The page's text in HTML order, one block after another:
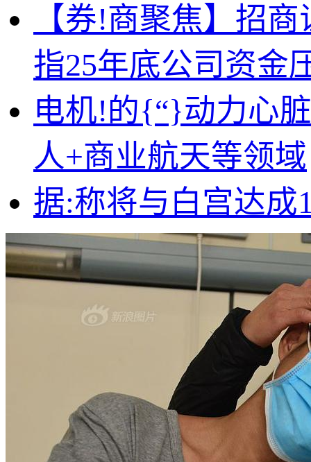
【券!商聚焦】招
指25年底公司资金
电机!的{“}动力心
人+商业航天等领域
据:称将与白宫达成